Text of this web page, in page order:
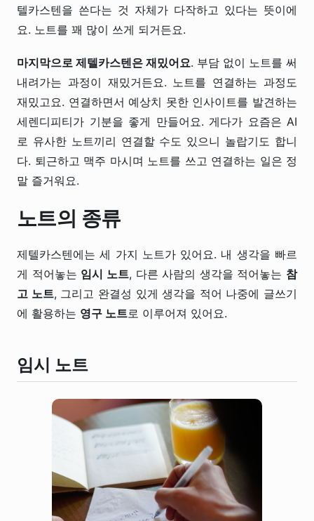
텔카스텐을 쓴다는 것 자체가 다작하고 있다는 뜻이에
요. 노트를 꽤 많이 쓰게 되거든요.
마지막으로 제텔카스텐은 재밌어요. 부담 없이 노트를 써
내려가는 과정이 재밌거든요. 노트를 연결하는 과정도
재밌고요. 연결하면서 예상치 못한 인사이트를 발견하는
세렌디피티가 기분을 좋게 만들어요. 게다가 요즘은 AI
로 유사한 노트끼리 연결할 수도 있으니 놀랍기도 합니
다. 퇴근하고 맥주 마시며 노트를 쓰고 연결하는 일은 정
말 즐거워요.
노트의 종류
제텔카스텐에는 세 가지 노트가 있어요. 내 생각을 빠르
게 적어놓는 임시 노트, 다른 사람의 생각을 적어놓는 참
고 노트, 그리고 완결성 있게 생각을 적어 나중에 글쓰기
에 활용하는 영구 노트로 이루어져 있어요.
임시 노트